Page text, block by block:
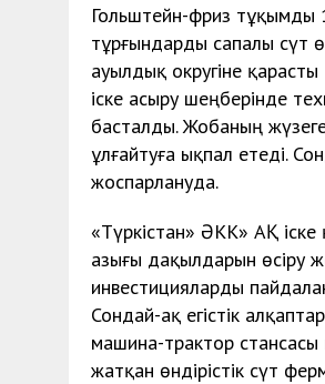
Гольштейн-фриз
тұрғындарды сапалы сүт
ауылдық округіне
іске асыру шеңберінде
басталды. Жобаның
ұлғайтуға ықпал етеді.
жоспарлануда.
«Түркістан» ӘКК» АҚ
азығы дақылдарын өсіру
инвестицияларды
Сондай-ақ егістік
машина-трактор
жатқан өндірістік сүт